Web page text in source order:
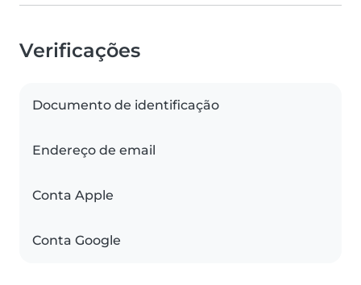
Verificações
Documento de identificação
Endereço de email
Conta Apple
Conta Google